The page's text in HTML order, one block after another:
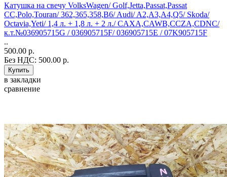
Катушка на свечу VolksWagen/ Golf,Jetta,Passat,Passat
CC,Polo,Touran/ 362,365,358,B6/ Audi/ A2,A3,A4,Q5/ Skoda/
Octavia,Yeti/ 1,4 л. + 1,8 л. + 2 л./ CAXA,CAWB,CCZA,CDNC/
к.т.№036905715G / 036905715F/ 036905715E / 07K905715F
..
500.00 р.
Без НДС: 500.00 р.
в закладки
сравнение